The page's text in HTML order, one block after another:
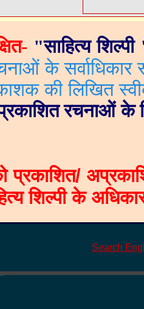
"साहित्य शिल्पी
के
की लिखित
रचनाओं के
प्रकाशित/
शिल्पी के
Search